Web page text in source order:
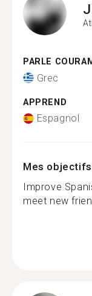
PARLE
Grec
APPREND
Espagnol
Mes
Improve
meet new